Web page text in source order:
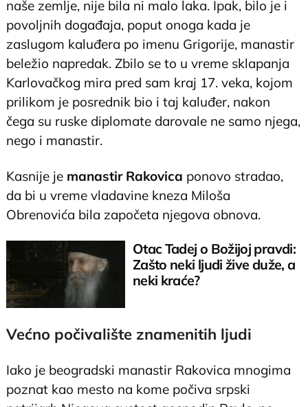
naše zemlje, nije bila ni malo laka. Ipak, bilo je i
povoljnih događaja, poput onoga kada je
zaslugom kaluđera po imenu Grigorije, manastir
beležio napredak. Zbilo se to u vreme sklapanja
Karlovačkog mira pred sam kraj 17. veka, kojom
prilikom je posrednik bio i taj kaluđer, nakon
čega su ruske diplomate darovale ne samo njega,
nego i manastir.
Kasnije je manastir Rakovica ponovo stradao,
da bi u vreme vladavine kneza Miloša
Obrenovića bila započeta njegova obnova.
Otac Tadej o Božijoj pravdi:
Zašto neki ljudi žive duže, a
neki kraće?
Većno počivalište znamenitih ljudi
Iako je beogradski manastir Rakovica mnogima
poznat kao mesto na kome počiva srpski